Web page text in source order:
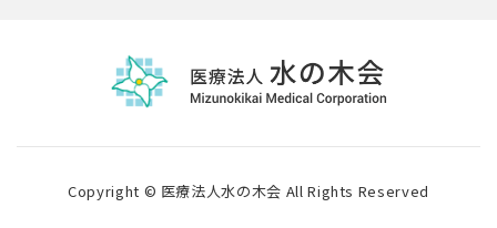
Copyright © 医療法人水の木会 All Rights Reserved